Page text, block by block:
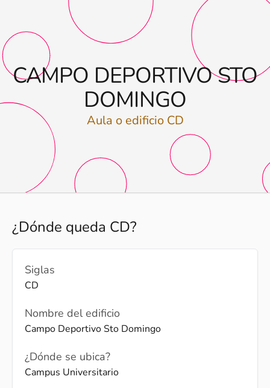
CAMPO DEPORTIVO STO
DOMINGO
Aula o edificio CD
¿Dónde queda CD?
Siglas
CD
Nombre del edificio
Campo Deportivo Sto Domingo
¿Dónde se ubica?
Campus Universitario